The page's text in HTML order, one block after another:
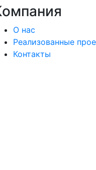
О нас
Реализованные
Контакты